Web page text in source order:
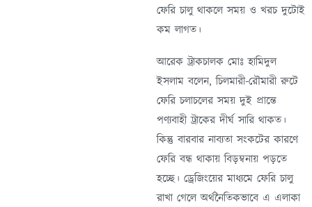
ফেরি চালু থাকলে সময় ও খরচ দুটোই
কম লাগত।
আরেক ট্রাকচালক মোঃ হামিদুল
ইসলাম বলেন, চিলমারী-রৌমারী রুটে
ফেরি চলাচলের সময় দুই প্রান্তে
পণ্যবাহী ট্রাকের দীর্ঘ সারি থাকত।
কিন্তু বারবার নাব্যতা সংকটের কারণে
ফেরি বন্ধ থাকায় বিড়ম্বনায় পড়তে
হচ্ছে। ড্রেজিংয়ের মাধ্যমে ফেরি চালু
রাখা গেলে অর্থনৈতিকভাবে এ এলাকা